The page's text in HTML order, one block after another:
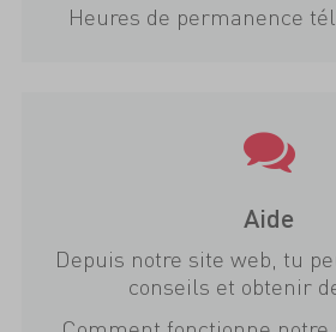
Heures de permanence
Aide
Depuis notre site web, tu
conseils et obtenir